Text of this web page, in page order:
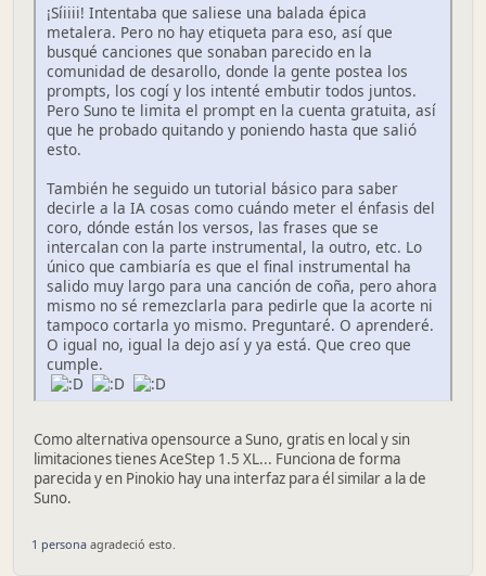
¡Síiiii! Intentaba que saliese una balada épica
metalera. Pero no hay etiqueta para eso, así que
busqué canciones que sonaban parecido en la
comunidad de desarollo, donde la gente postea los
prompts, los cogí y los intenté embutir todos juntos.
Pero Suno te limita el prompt en la cuenta gratuita, así
que he probado quitando y poniendo hasta que salió
esto.
También he seguido un tutorial básico para saber
decirle a la IA cosas como cuándo meter el énfasis del
coro, dónde están los versos, las frases que se
intercalan con la parte instrumental, la outro, etc. Lo
único que cambiaría es que el final instrumental ha
salido muy largo para una canción de coña, pero ahora
mismo no sé remezclarla para pedirle que la acorte ni
tampoco cortarla yo mismo. Preguntaré. O aprenderé.
O igual no, igual la dejo así y ya está. Que creo que
cumple.
Como alternativa opensource a Suno, gratis en local y sin
limitaciones tienes AceStep 1.5 XL... Funciona de forma
parecida y en Pinokio hay una interfaz para él similar a la de
Suno.
1 persona agradeció esto.